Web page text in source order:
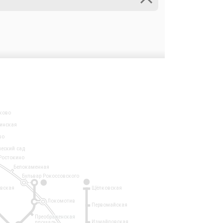
1
Локомотив
сад
Белокаменная
Щёлковская
Первомайская
Измайловская
Бульвар Рокоссовского
Преображенская